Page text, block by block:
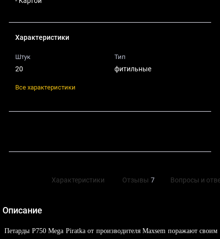
Характеристики
Штук
20
Тип
фитильные
Все характеристики
Характеристики Отзывы 7 Вопросы и
Описание
Петарды P750 Mega Piratka от производителя Maxsem поражают своим